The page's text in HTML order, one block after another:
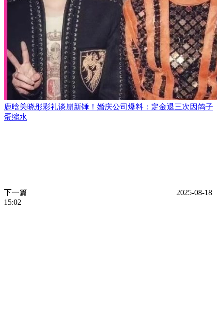
鹿晗关晓彤彩礼谈崩新锤！婚庆公司爆料：定金退三次因鸽子
蛋缩水
下一篇
2025-08-18
15:02